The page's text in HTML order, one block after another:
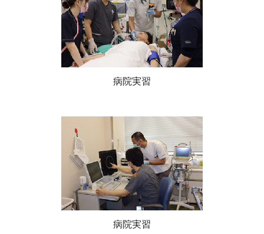
病院実習
病院実習